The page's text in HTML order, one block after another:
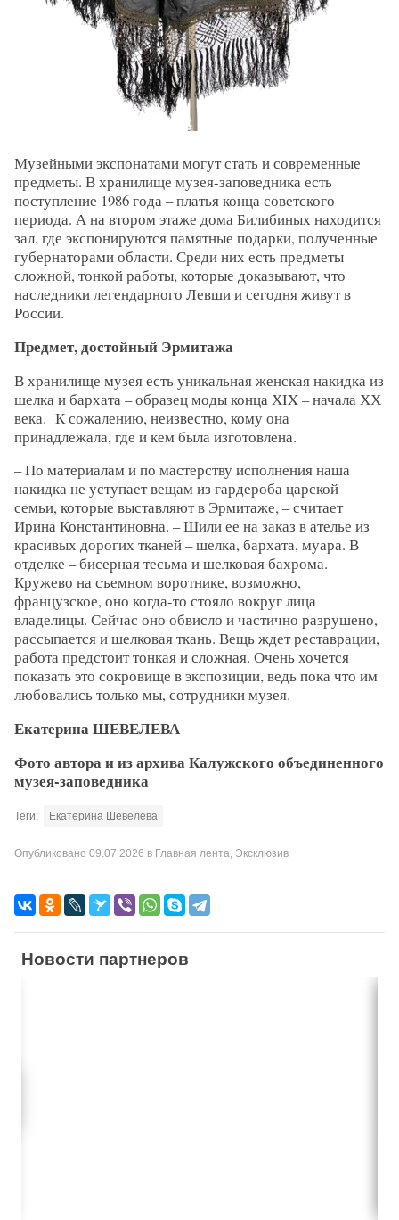
Музейными экспонатами могут стать и современные
предметы. В хранилище музея-заповедника есть
поступление 1986 года – платья конца советского
периода. А на втором этаже дома Билибиных находится
зал, где экспонируются памятные подарки, полученные
губернаторами области. Среди них есть предметы
сложной, тонкой работы, которые доказывают, что
наследники легендарного Левши и сегодня живут в
России.
Предмет, достойный Эрмитажа
В хранилище музея есть уникальная женская накидка из
шелка и бархата – образец моды конца ХIX – начала ХХ
века. К сожалению, неизвестно, кому она
принадлежала, где и кем была изготовлена.
– По материалам и по мастерству исполнения наша
накидка не уступает вещам из гардероба царской
семьи, которые выставляют в Эрмитаже, – считает
Ирина Константиновна. – Шили ее на заказ в ателье из
красивых дорогих тканей – шелка, бархата, муара. В
отделке – бисерная тесьма и шелковая бахрома.
Кружево на съемном воротнике, возможно,
французское, оно когда-то стояло вокруг лица
владелицы. Сейчас оно обвисло и частично разрушено,
рассыпается и шелковая ткань. Вещь ждет реставрации,
работа предстоит тонкая и сложная. Очень хочется
показать это сокровище в экспозиции, ведь пока что им
любовались только мы, сотрудники музея.
Екатерина ШЕВЕЛЕВА
Фото автора и из архива Калужского объединенного
музея-заповедника
Теги: Екатерина Шевелева
Опубликовано 09.07.2026 в Главная лента Эксклюзив
Новости партнеров